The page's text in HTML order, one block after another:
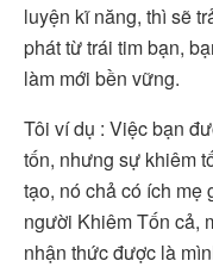
luyện kĩ năng, thì sẽ
phát từ trái tim bạn,
làm mới bền vững.
Tôi ví dụ : Việc bạn
tốn, nhưng sự khiêm
tạo, nó chả có ích mẹ
người Khiêm Tốn cả,
nhận thức được là